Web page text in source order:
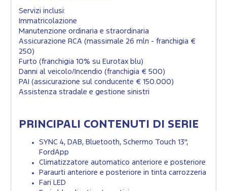
Servizi inclusi:
Immatricolazione
Manutenzione ordinaria e straordinaria
Assicurazione RCA (massimale 26 mln - franchigia €
250)
Furto (franchigia 10% su Eurotax blu)
Danni al veicolo/Incendio (franchigia € 500)
PAI (assicurazione sul conducente € 150.000)
Assistenza stradale e gestione sinistri
PRINCIPALI CONTENUTI DI SERIE
SYNC 4, DAB, Bluetooth, Schermo Touch 13",
FordApp
Climatizzatore automatico anteriore e posteriore
Paraurti anteriore e posteriore in tinta carrozzeria
Fari LED